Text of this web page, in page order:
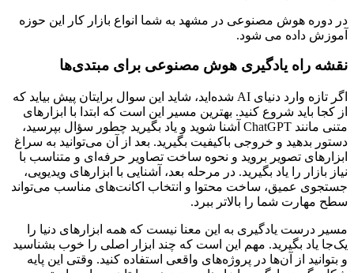
در دوره هوش مصنوعی در مشهد به شما انواع بازار کار این حوزه
آموزش داده می شود.
نقشه راه یادگیری هوش مصنوعی برای مبتدی‌ها
اگر تازه وارد دنیای AI شده‌اید، شاید این سوال برایتان پیش بیاید که
از کجا باید شروع کنید. بهترین مسیر این است که ابتدا با ابزارهای
متنی مانند ChatGPT آشنا شوید و یاد بگیرید چطور سؤال بپرسید،
دستور بدهید و خروجی باکیفیت بگیرید. بعد از آن می‌توانید به سراغ
ابزارهای تصویر بروید و نحوه ساخت تصاویر حرفه‌ای و متناسب با
نیاز بازار را یاد بگیرید. در مرحله بعد، آشنایی با ابزارهای ویدیویی،
جستجوی عمیق، ساخت محتوا و انتخاب اکانت‌های مناسب می‌تواند
سطح مهارت شما را بالاتر ببرد.
مسیر درست یادگیری به این معنا نیست که همه ابزارهای دنیا را
یک‌جا یاد بگیرید. مهم این است که چند ابزار اصلی را خوب بشناسید
و بتوانید از آن‌ها در پروژه‌های واقعی استفاده کنید. وقتی این پایه